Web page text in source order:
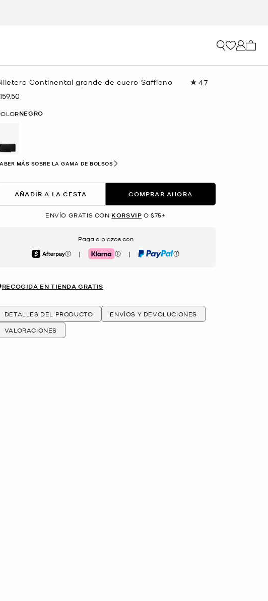
Continental grande de cuero Saffiano 4.7
NEGRO
selected
MÁS SOBRE LA GAMA DE BOLSOS
AÑADIR A LA CESTA COMPRAR AHORA
ENVÍO GRATIS CON KORSVIP O $75+
Paga a plazos con
Afterpay | Klarna | PayPal
RECOGIDA EN TIENDA GRATIS
DETALLES DEL PRODUCTO
ENVÍOS Y DEVOLUCIONES
VALORACIONES